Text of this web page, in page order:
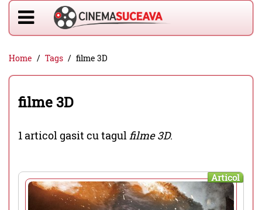
Home Tags filme 3D
filme 3D
1 articol gasit cu tagulfilme 3D.
Articol